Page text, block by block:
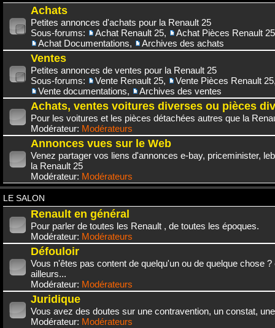
Achats
Petites annonces d'achats pour la Renault 25
Sous-forums:
Achat Renault 25,
Achat Pièces Renault 25
Achat Documentations, Archives des achats
Ventes
Petites annonces de ventes pour la Renault 25
Sous-forums:
Vente Renault 25, Vente Pièces Renault 25
Vente documentations, Archives des ventes
Achats, ventes voitures diverses ou pièces
Pour les voitures et les pièces détachées autres que la
Modérateur: Modérateurs
Annonces vues sur le Web
Venez partager vos liens d'annonces e-bay, priceminister,
la Renault 25
Modérateur: Modérateurs
LE SALON
Renault en général
Pour parler de toutes les Renault , de toutes les époques.
Modérateur: Modérateurs
Défouloir
Vous n'êtes pas content de quelqu'un ou de quelque chose
ailleurs...
Modérateur: Modérateurs
Juridique
Vous avez des doutes sur une contravention, un constat,
Modérateur: Modérateurs